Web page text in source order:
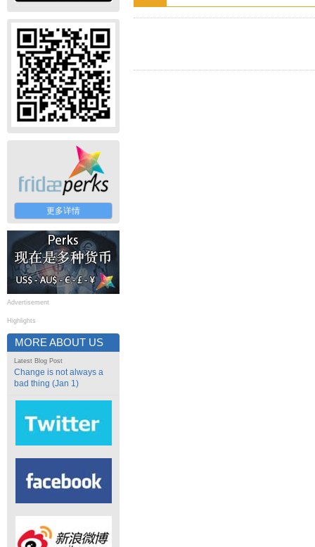
更多详情
Advertisement
Highlights
MORE ABOUT US
Latest Blog Post
Change is not always a
bad thing (Jan 1)